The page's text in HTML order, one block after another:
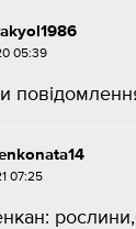
05:39
07:25